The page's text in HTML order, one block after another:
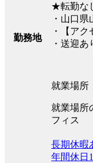
勤務地
★転勤な
・山口
・【ア
・送迎
就業場所
就業場所
フィス
長期休暇
年間休日